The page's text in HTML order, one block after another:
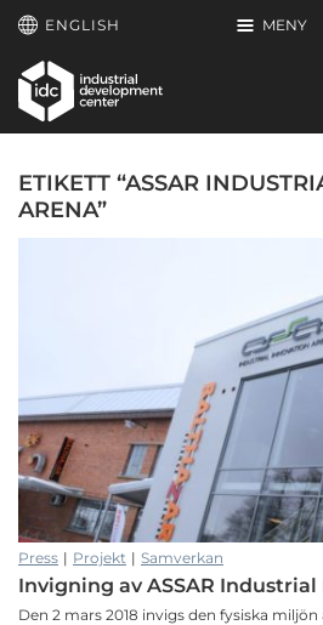
Hoppa till huvudinnehållet
MENY
ENGLISH
ETIKETT “ASSAR
ARENA”
Press | Projekt | Samverkan
Invigning av ASSAR
Den 2 mars 2018 invigs den fysiska miljön